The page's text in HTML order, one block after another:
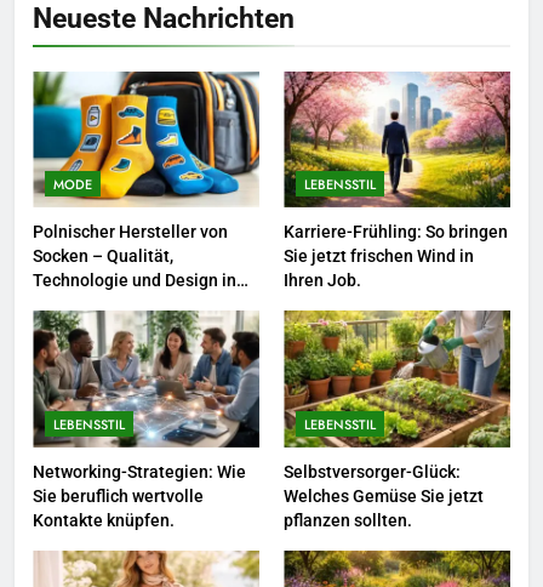
zum Quereinstieg in der neuen
Saison.
LEBENSSTIL
8
Farbenpracht statt Wintergrau:
So kombinieren Sie Pastelltöne
in diesem Jahr.
MODE
1
Polnischer Hersteller von
Socken – Qualität, Technologie
und Design in einem
MODE
2
Karriere-Frühling: So bringen Sie
jetzt frischen Wind in Ihren Job.
LEBENSSTIL
Neueste Nachrichten
MODE
Polnischer Hersteller von
Socken – Qualität,
Technologie und Design in
LEBENSSTIL
Karriere-Frühling: So bringen
Sie jetzt frischen Wind in
Ihren Job.
LEBENSSTIL
Networking-Strategien: Wie
Sie beruflich wertvolle
Kontakte knüpfen.
LEBENSSTIL
Selbstversorger-Glück:
Welches Gemüse Sie jetzt
pflanzen sollten.